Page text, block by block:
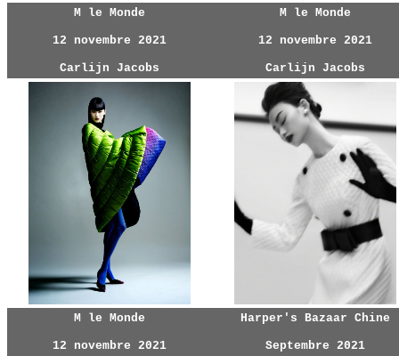
M le Monde
12 novembre 2021
Carlijn Jacobs
M le Monde
12 novembre 2021
Carlijn Jacobs
M le Monde
12 novembre 2021
Harper's Bazaar Chine
Septembre 2021